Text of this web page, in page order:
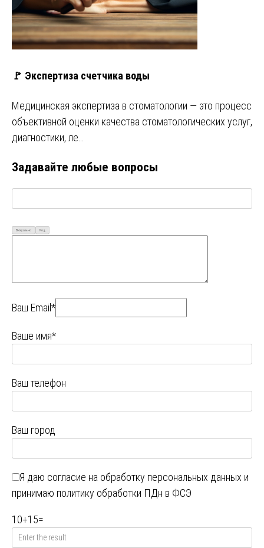
🚩 Экспертиза счетчика воды
Медицинская экспертиза в стоматологии — это процесс
объективной оценки качества стоматологических услуг,
диагностики, ле…
Задавайте любые вопросы
Визуально Код
Ваш Email*
Ваше имя*
Ваш телефон
Ваш город
Я даю согласие на обработку персональных данных и
принимаю политику обработки ПДн в ФСЭ
10+15=